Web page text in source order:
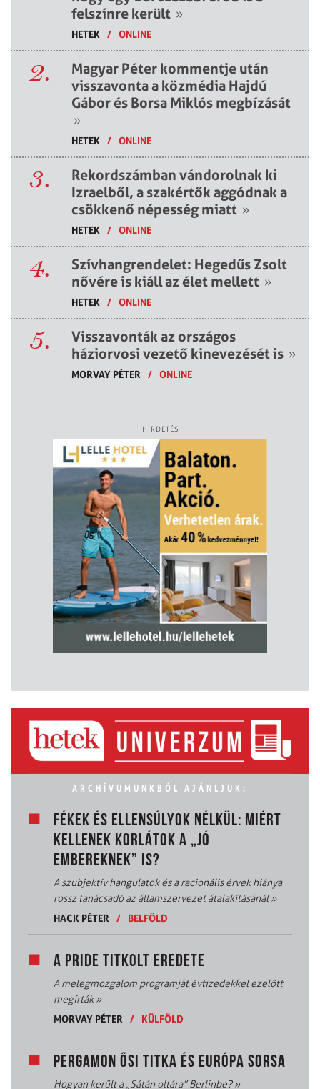
felszínre került »
HETEK / ONLINE
2.
Magyar Péter kommentje után
visszavonta a közmédia Hajdú
Gábor és Borsa Miklós megbízását
»
HETEK / ONLINE
3.
Rekordszámban vándorolnak ki
Izraelből, a szakértők aggódnak a
csökkenő népesség miatt »
HETEK / ONLINE
4.
Szívhangrendelet: Hegedűs Zsolt
nővére is kiáll az élet mellett »
HETEK / ONLINE
5.
Visszavonták az országos
háziorvosi vezető kinevezését is »
MORVAY PÉTER / ONLINE
HIRDETÉS
ARCHÍVUMUNKBÓL AJÁNLJUK:
FÉKEK ÉS ELLENSÚLYOK NÉLKÜL: MIÉRT
KELLENEK KORLÁTOK A „JÓ
EMBEREKNEK” IS?
A szubjektív hangulatok és a racionális érvek hiánya
rossz tanácsadó az államszervezet átalakításánál»
HACK PÉTER
/ BELFÖLD
A PRIDE TITKOLT EREDETE
A melegmozgalom programját évtizedekkel ezelőtt
megírták»
MORVAY PÉTER
/ KÜLFÖLD
PERGAMON ŐSI TITKA ÉS EURÓPA SORSA
Hogyan került a „Sátán oltára” Berlinbe?»